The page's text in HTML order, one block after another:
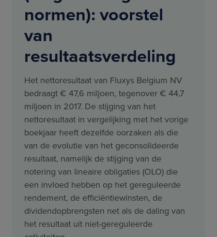
normen): voorstel
van
resultaatsverdeling
Het nettoresultaat van Fluxys Belgium NV
bedraagt € 47,6 miljoen, tegenover € 44,7
miljoen in 2017. De stijging van het
nettoresultaat in vergelijking met het vorige
boekjaar heeft dezelfde oorzaken als die
van de evolutie van het geconsolideerde
resultaat, namelijk de stijging van de
notering van lineaire obligaties (OLO) die
een invloed hebben op het gereguleerde
rendement, de efficiëntiewinsten, de
dividendopbrengsten net als de daling van
het resultaat uit niet-gereguleerde